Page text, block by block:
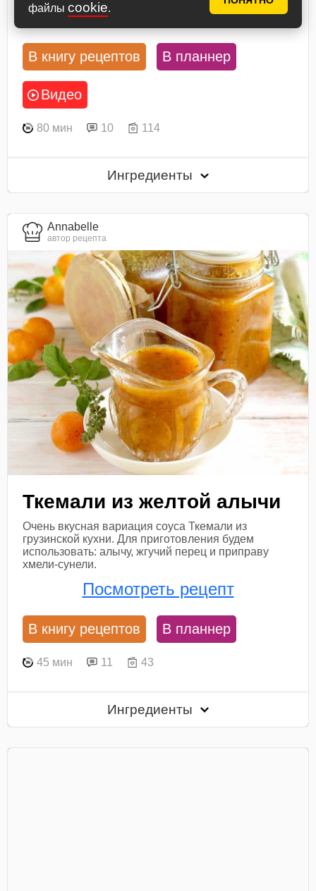
файлы cookie.
Посмотреть рецепт
В книгу рецептов В планнер
Видео
80 мин 10 114
Ингредиенты
Annabelle
автор рецепта
Ткемали из желтой алычи
Очень вкусная вариация соуса Ткемали из
грузинской кухни. Для приготовления будем
использовать: алычу, жгучий перец и приправу
хмели-сунели.
Посмотреть рецепт
В книгу рецептов В планнер
45 мин 11 43
Ингредиенты